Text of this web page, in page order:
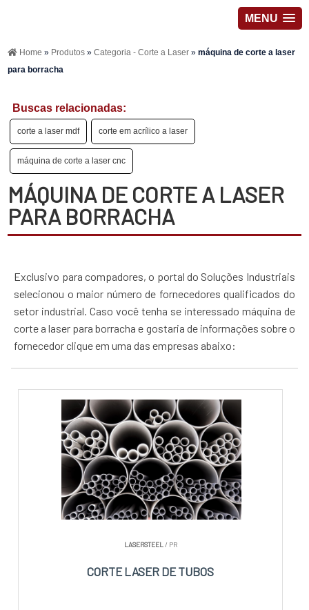
MENU
Home » Produtos»Categoria - Corte a Laser»máquina de corte a laser
para borracha
Buscas relacionadas:
corte a laser mdf corte em acrílico a laser
máquina de corte a laser cnc
MÁQUINA DE CORTE A LASER
PARA BORRACHA
Exclusivo para compadores, o portal do Soluções Industriais
selecionou o maior número de fornecedores qualificados do
setor industrial. Caso você tenha se interessado máquina de
corte a laser para borracha e gostaria de informações sobre o
fornecedor clique em uma das empresas abaixo:
LASERSTEEL/ PR
CORTE LASER DE TUBOS